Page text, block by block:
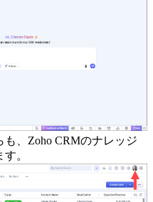
、Zoho CRMのナレッジ
。